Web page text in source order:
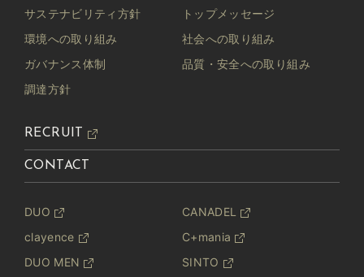
サステナビリティ方針
トップメッセージ
環境への取り組み
社会への取り組み
ガバナンス体制
品質・安全への取り組み
調達方針
RECRUIT
CONTACT
DUO
CANADEL
clayence
C+mania
DUO MEN
SINTO